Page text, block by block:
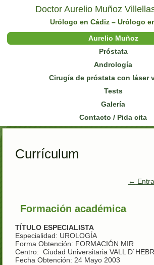
Doctor Aurelio Muñoz
Urólogo en Cádiz – Urólogo
Aurelio Muñoz
Próstata
Andrología
Cirugía de próstata con láser
Tests
Galería
Contacto / Pida cita
Currículum
←
Formación académica
TÍTULO ESPECIALISTA
Especialidad: UROLOGÍA
Forma Obtención: FORMACIÓN MIR
Centro: Ciudad Universitaria VALL
Fecha Obtención: 24 Mayo 2003